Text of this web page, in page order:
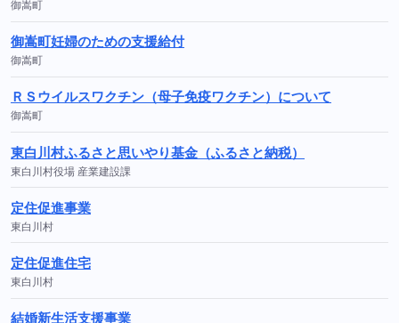
御嵩町
御嵩町妊婦のための支援給付
御嵩町
ＲＳウイルスワクチン（母子免疫ワクチン）について
御嵩町
東白川村ふるさと思いやり基金（ふるさと納税）
東白川村役場 産業建設課
定住促進事業
東白川村
定住促進住宅
東白川村
結婚新生活支援事業